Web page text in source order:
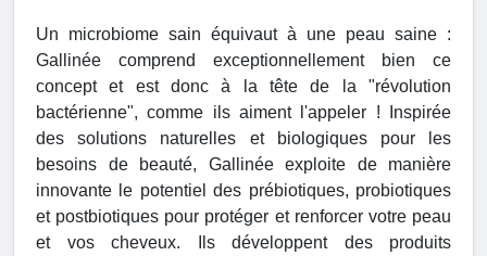
Un microbiome sain équivaut à une peau saine :
Gallinée comprend exceptionnellement bien ce
concept et est donc à la tête de la "révolution
bactérienne", comme ils aiment l'appeler ! Inspirée
des solutions naturelles et biologiques pour les
besoins de beauté, Gallinée exploite de manière
innovante le potentiel des prébiotiques, probiotiques
et postbiotiques pour protéger et renforcer votre peau
et vos cheveux. Ils développent des produits